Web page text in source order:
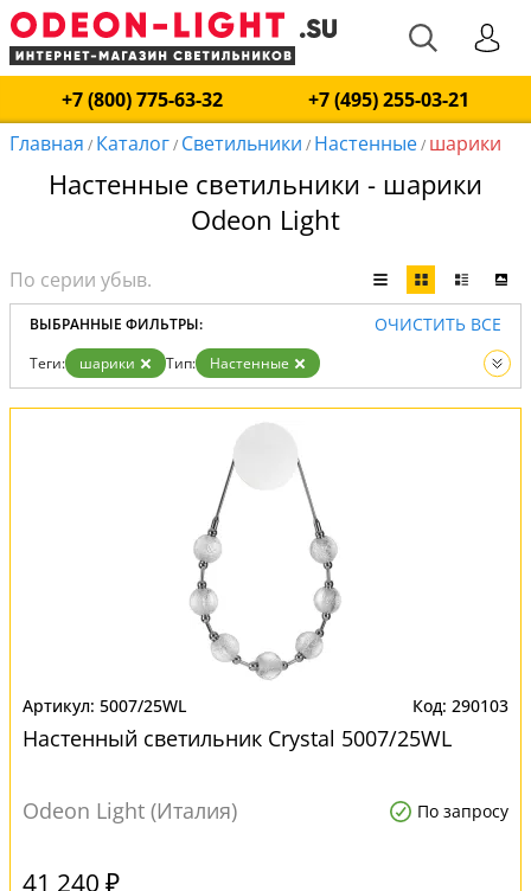
+7 (800) 775-63-32
+7 (495) 255-03-21
Главная / Каталог/ Светильники / Настенные/ шарики
Настенные светильники - шарики
Odeon Light
ВЫБРАННЫЕ ФИЛЬТРЫ: ОЧИСТИТЬ ВСЕ
Теги: шарики Тип:
Настенные
Вид:
Светильники
5007/25WL 290103
Настенный светильник Crystal 5007/25WL
Odeon Light (Италия) По запросу
41 240 ₽